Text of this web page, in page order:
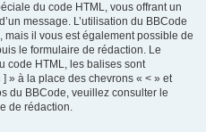
du code HTML, vous offrant un
message. L’utilisation du BBCode
il vous est également possible de
le formulaire de rédaction. Le
code HTML, les balises sont
» à la place des chevrons « < » et
du BBCode, veuillez consulter le
de rédaction.